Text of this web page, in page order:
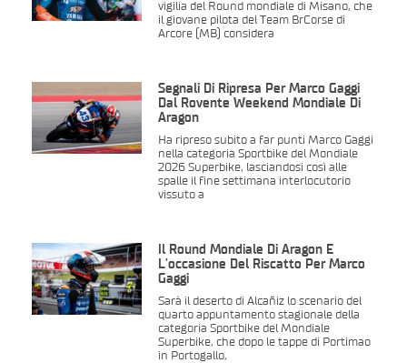
vigilia del Round mondiale di Misano, che
il giovane pilota del Team BrCorse di
Arcore (MB) considera
Segnali Di Ripresa Per Marco Gaggi
Dal Rovente Weekend Mondiale Di
Aragon
Ha ripreso subito a far punti Marco Gaggi
nella categoria Sportbike del Mondiale
2026 Superbike, lasciandosi così alle
spalle il fine settimana interlocutorio
vissuto a
Il Round Mondiale Di Aragon È
L’occasione Del Riscatto Per Marco
Gaggi
Sarà il deserto di Alcañiz lo scenario del
quarto appuntamento stagionale della
categoria Sportbike del Mondiale
Superbike, che dopo le tappe di Portimao
in Portogallo,